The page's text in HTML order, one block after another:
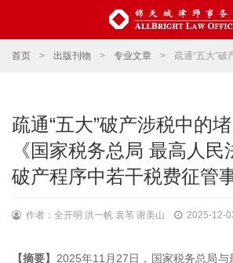
首页 > 出版刊物 > 专业文章 > 疏通“五大”破产涉税中的堵点---试评《国
疏通“五大”破产涉税中的
《国家税务总局 最高人
破产程序中若干税费征管
作者：全开明 洪一帆 袁苇 谢美山 2025-12-
【摘要】 2025年11月27日，国家税务总局与